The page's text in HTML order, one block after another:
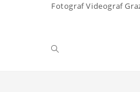
Fotograf Videograf
Website-